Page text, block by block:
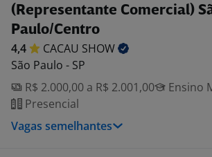
(Representante Comercial)
Paulo/Centro
4,4 CACAU SHOW
São Paulo - SP
R$ 2.000,00 a R$ 2.001,00
Ensino
Presencial
Vagas semelhantes